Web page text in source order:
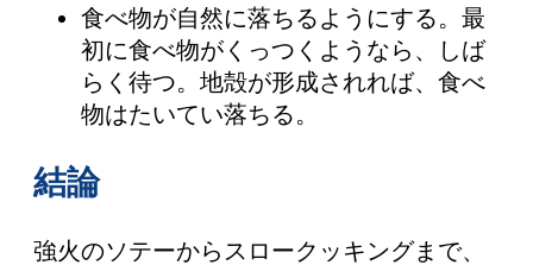
食べ物が自然に落ちるようにする。最
初に食べ物がくっつくようなら、しば
らく待つ。地殻が形成されれば、食べ
物はたいてい落ちる。
結論
強火のソテーからスロークッキングまで、